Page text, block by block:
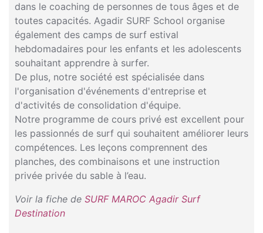
dans le coaching de personnes de tous âges et de
toutes capacités. Agadir SURF School organise
également des camps de surf estival
hebdomadaires pour les enfants et les adolescents
souhaitant apprendre à surfer.
De plus, notre société est spécialisée dans
l'organisation d'événements d'entreprise et
d'activités de consolidation d'équipe.
Notre programme de cours privé est excellent pour
les passionnés de surf qui souhaitent améliorer leurs
compétences. Les leçons comprennent des
planches, des combinaisons et une instruction
privée privée du sable à l’eau.
Voir la fiche de SURF MAROC Agadir Surf
Destination